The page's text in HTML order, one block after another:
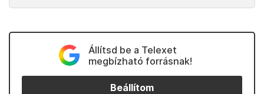
Állítsd be a Telexet
megbízható forrásnak!
Beállítom